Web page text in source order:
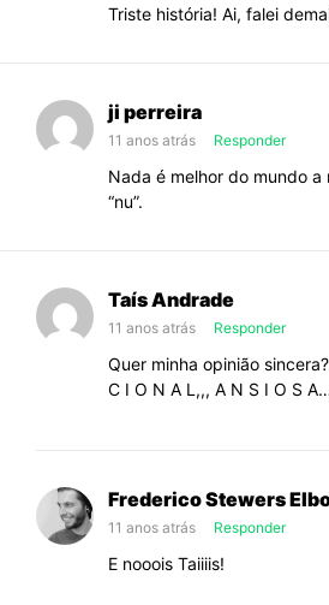
Triste história! Ai, falei
ji perreira
11 anos atrás Responder
Nada é melhor do mundo a
“nu”.
Taís Andrade
11 anos atrás Responder
Quer minha opinião
C I O N A L,,, A N S I O S
Frederico Stewers
11 anos atrás Responder
E nooois Taiiiis!